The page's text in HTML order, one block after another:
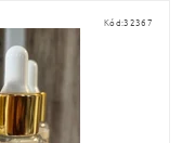
Kód:32367